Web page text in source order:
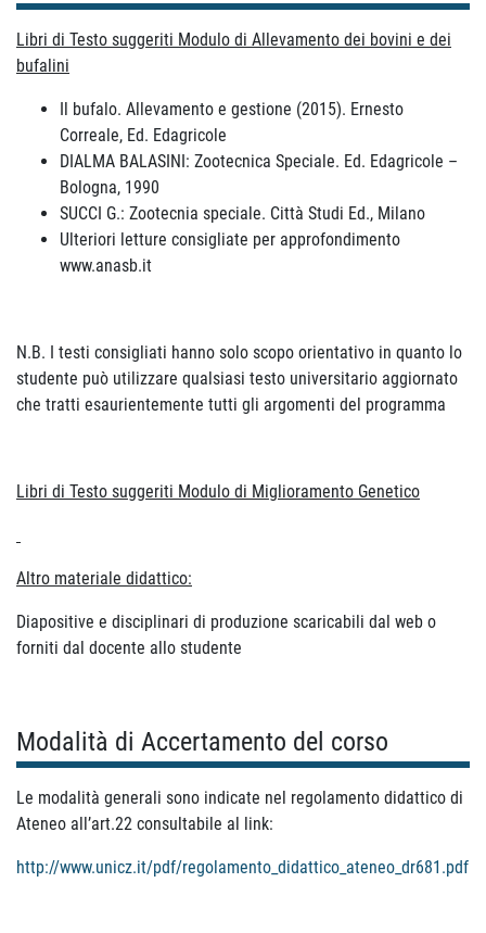
Libri di Testo suggeriti Modulo di Allevamento dei bovini e dei
bufalini
Il bufalo. Allevamento e gestione (2015). Ernesto
Correale, Ed. Edagricole
DIALMA BALASINI: Zootecnica Speciale. Ed. Edagricole –
Bologna, 1990
SUCCI G.: Zootecnia speciale. Città Studi Ed., Milano
Ulteriori letture consigliate per approfondimento
www.anasb.it
N.B. I testi consigliati hanno solo scopo orientativo in quanto lo
studente può utilizzare qualsiasi testo universitario aggiornato
che tratti esaurientemente tutti gli argomenti del programma
Libri di Testo suggeriti Modulo di Miglioramento Genetico
Altro materiale didattico:
Diapositive e disciplinari di produzione scaricabili dal web o
forniti dal docente allo studente
Modalità di Accertamento del corso
Le modalità generali sono indicate nel regolamento didattico di
Ateneo all’art.22 consultabile al link:
http://www.unicz.it/pdf/regolamento_didattico_ateneo_dr681.pdf